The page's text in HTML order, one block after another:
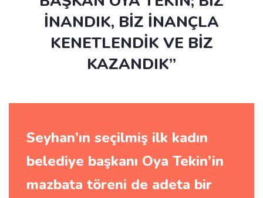
İNANDIK, BİZ İNANÇLA
KENETLENDİK VE BİZ
KAZANDIK”
Seyhan’ın seçilmiş ilk kadın
belediye başkanı Oya Tekin’in
mazbata töreni de adeta bir